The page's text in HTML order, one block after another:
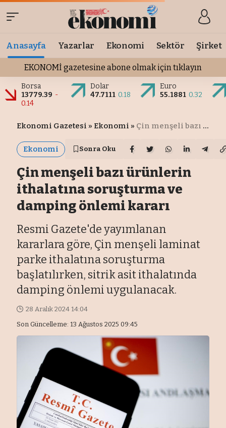
Anasayfa Yazarlar Ekonomi Sektör Şirket
EKONOMİ gazetesine abone olmak için tıklayın
Borsa
13779.39 -
0.14
Dolar
47.7111 0.18
Euro
55.1881 0.32
Ekonomi Gazetesi » Ekonomi » Çin menşeli bazı ürünlerin ithalatına soruşturma ve damping önlemi kararı
Ekonomi Sonra Oku
Çin menşeli bazı ürünlerin
ithalatına soruşturma ve
damping önlemi kararı
Resmi Gazete'de yayımlanan
kararlara göre, Çin menşeli laminat
parke ithalatına soruşturma
başlatılırken, sitrik asit ithalatında
damping önlemi uygulanacak.
Son Güncelleme: 13 Ağustos 2025 09:45
28 Aralık 2024 14:04